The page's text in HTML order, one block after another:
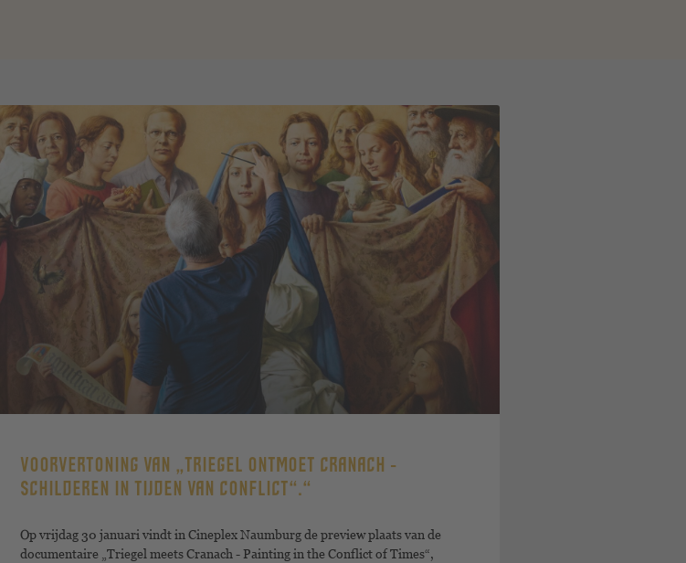
VOORVERTONING VAN „TRIEGEL ONTMOET CRANACH -
SCHILDEREN IN TIJDEN VAN CONFLICT“.“
Op vrijdag 30 januari vindt in Cineplex Naumburg de preview plaats van de
documentaire „Triegel meets Cranach - Painting in the Conflict of Times“,